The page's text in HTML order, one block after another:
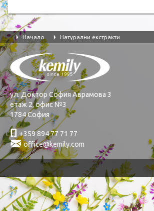
Ţ Начало Ţ Натурални екстракти
ул. Доктор София Аврамова 3
етаж 2, офис №3
1784 София
ƚ+359 894 77 71 77
Śoffice@kemily.com